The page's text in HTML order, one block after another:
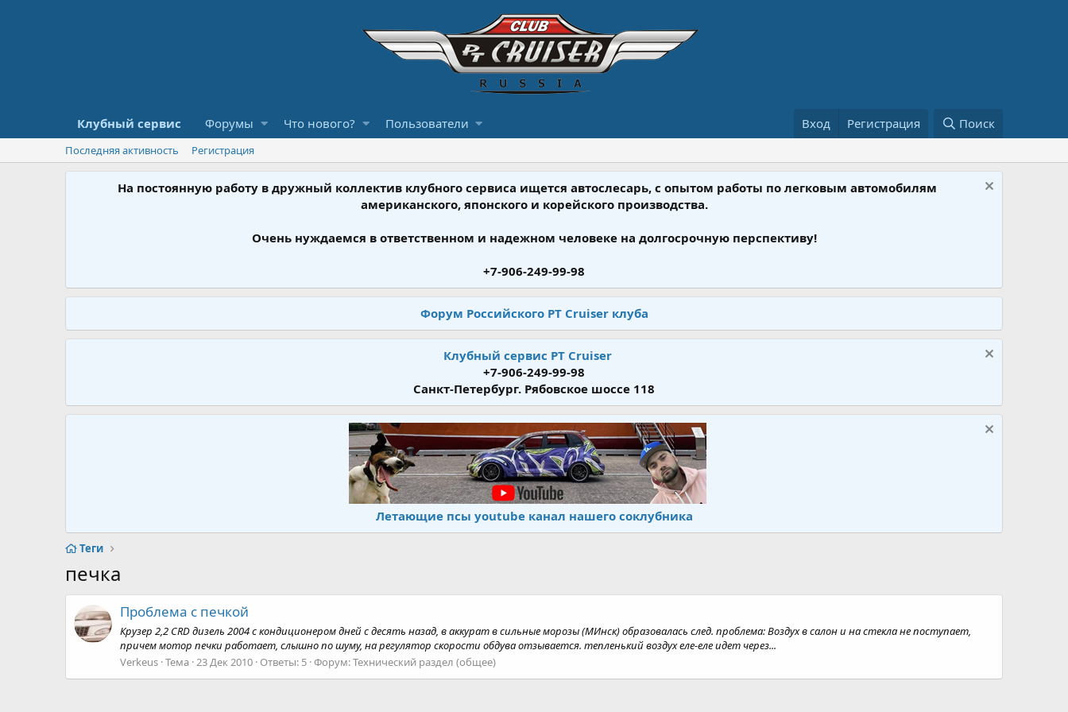
Клубный сервис Форумы Что нового? Пользователи Вход Регистрация Поиск
Последняя активность Регистрация
На постоянную работу в дружный коллектив клубного сервиса ищется автослесарь, с опытом работы по легковым автомобилям
американского, японского и корейского производства.
Очень нуждаемся в ответственном и надежном человеке на долгосрочную перспективу!
+7-906-249-99-98
Форум Российского PT Cruiser клуба
Клубный сервис PT Cruiser
+7-906-249-99-98
Санкт-Петербург. Рябовское шоссе 118
Летающие псы youtube канал нашего соклубника
Теги
печка
Проблема с печкой
Крузер 2,2 CRD дизель 2004 с кондиционером дней с десять назад, в аккурат в сильные морозы (МИнск) образовалась след. проблема: Воздух в салон и на стекла не поступает,
причем мотор печки работает, слышно по шуму, на регулятор скорости обдува отзывается. тепленький воздух еле-еле идет через...
Verkeus Тема 23 Дек 2010 Ответы: 5 Форум:Технический раздел (общее)